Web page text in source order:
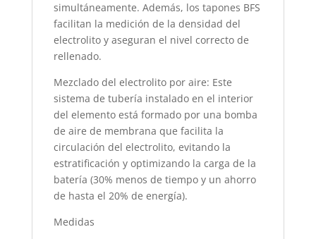
simultáneamente. Además, los tapones BFS
facilitan la medición de la densidad del
electrolito y aseguran el nivel correcto de
rellenado.
Mezclado del electrolito por aire: Este
sistema de tubería instalado en el interior
del elemento está formado por una bomba
de aire de membrana que facilita la
circulación del electrolito, evitando la
estratificación y optimizando la carga de la
batería (30% menos de tiempo y un ahorro
de hasta el 20% de energía).
Medidas